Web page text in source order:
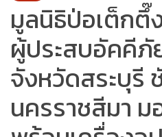
มูลนิธิป่อเต็กตึ๊
ผู้ประสบอัคคี
จังหวัดสระบุรี
นครราชสีมา ม